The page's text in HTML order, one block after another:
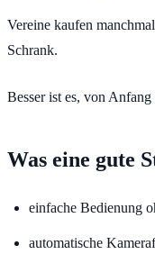
Vereine kaufen
Schrank.
Besser ist es, von
Was eine gute
einfache Bedienung
automatische